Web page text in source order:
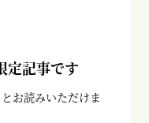
定記事です
お読みいただけま